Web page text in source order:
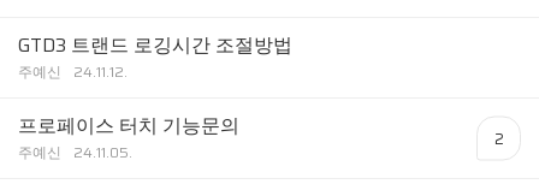
GTD3 트랜드 로깅시간 조절방법
주예신 24.11.12.
프로페이스 터치 기능문의
주예신 24.11.05.
2